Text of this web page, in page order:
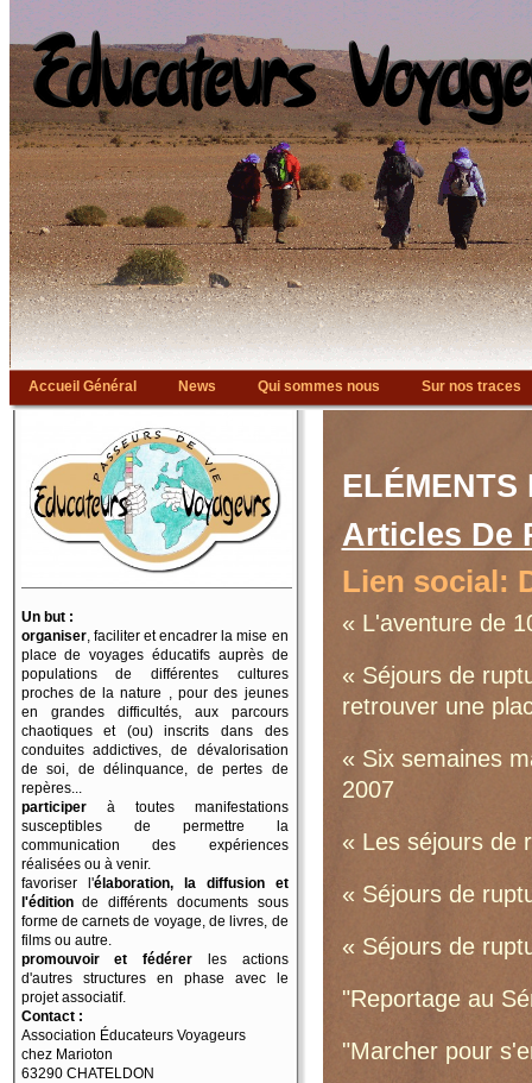
Accueil Général News Qui sommes nous
Sur nos traces
Un but :
organiser, faciliter et encadrer la mise en
place de voyages éducatifs auprès de
populations de différentes cultures
proches de la nature , pour des jeunes
en grandes difficultés, aux parcours
chaotiques et (ou) inscrits dans des
conduites addictives, de dévalorisation
de soi, de délinquance, de pertes de
repères...
participerà toutes manifestations
susceptibles de permettre la
communication des expériences
réalisées ou à venir.
favoriser l'élaboration, la diffusion et
l'éditionde différents documents sous
forme de carnets de voyage, de livres, de
films ou autre.
promouvoir et fédérer les actions
d'autres structures en phase avec le
projet associatif.
Contact :
Association Éducateurs Voyageurs
chez Marioton
63290 CHATELDON
Articles De
Lien social:
« L'aventure de
« Séjours de
retrouver une
« Six semaines
2007
« Les séjours de
« Séjours de
« Séjours de
"Reportage au
"Marcher pour